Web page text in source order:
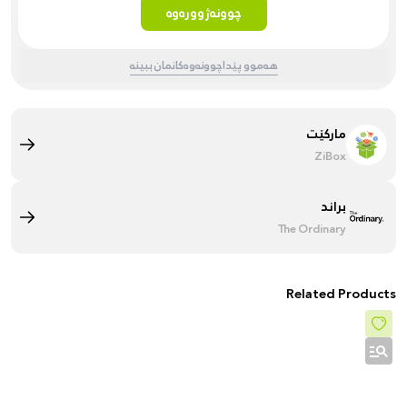
چوونەژوورەوە
هەموو پێداچوونەوەکانمان ببینە
مارکێت
ZiBox
براند
The Ordinary
Related Products